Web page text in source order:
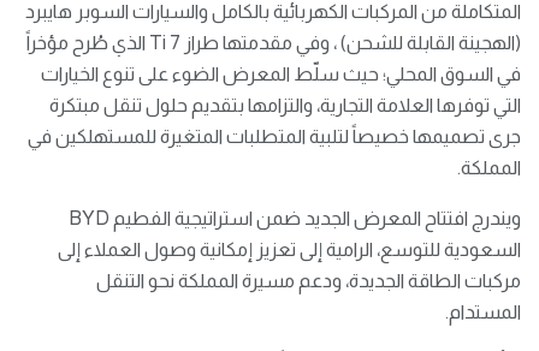
المتكاملة من المركبات الكهربائية بالكامل والسيارات السوبر هايبرد
(الهجينة القابلة للشحن) ، وفي مقدمتها طراز Ti 7 الذي طُرح مؤخراً
في السوق المحلي؛ حيث سلّط المعرض الضوء على تنوع الخيارات
التي توفرها العلامة التجارية، والتزامها بتقديم حلول تنقل مبتكرة
جرى تصميمها خصيصاً لتلبية المتطلبات المتغيرة للمستهلكين في
المملكة.
ويندرج افتتاح المعرض الجديد ضمن استراتيجية الفطيم BYD
السعودية للتوسع، الرامية إلى تعزيز إمكانية وصول العملاء إلى
مركبات الطاقة الجديدة، ودعم مسيرة المملكة نحو التنقل
المستدام.